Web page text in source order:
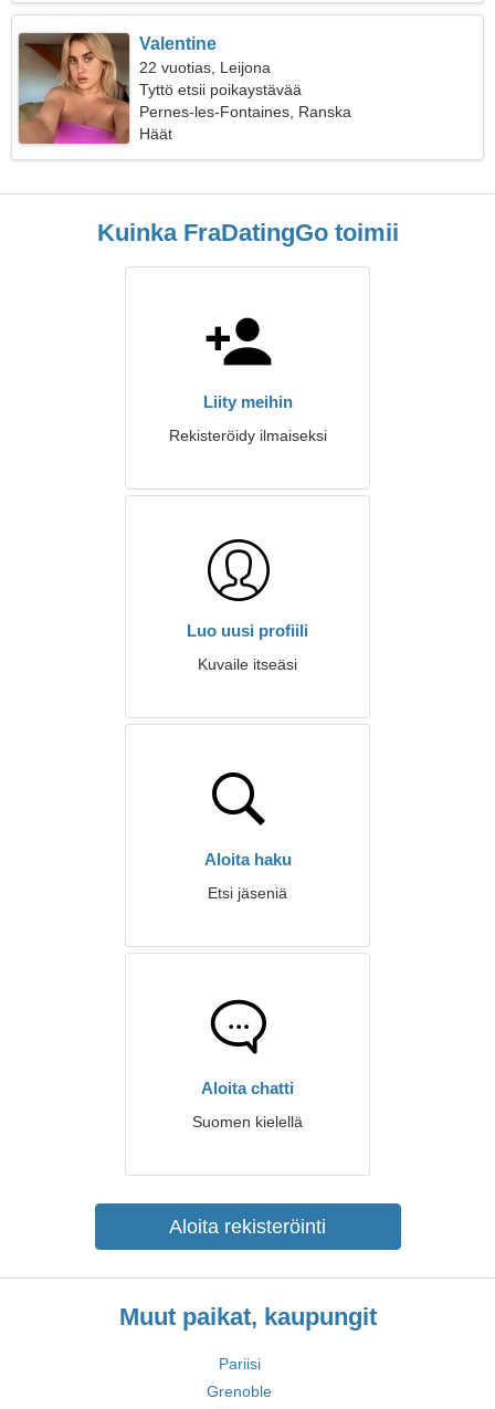
Valentine
22 vuotias, Leijona
Tyttö etsii poikaystävää
Pernes-les-Fontaines, Ranska
Häät
Kuinka FraDatingGo toimii
Liity meihin
Rekisteröidy ilmaiseksi
Luo uusi profiili
Kuvaile itseäsi
Aloita haku
Etsi jäseniä
Aloita chatti
Suomen kielellä
Aloita rekisteröinti
Muut paikat, kaupungit
Pariisi
Grenoble